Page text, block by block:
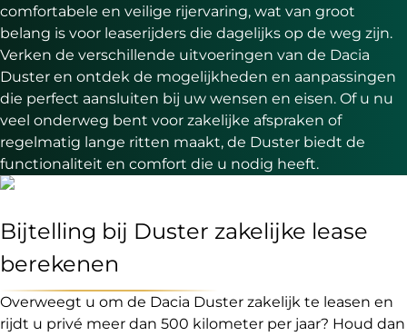
comfortabele en veilige rijervaring, wat van groot
belang is voor leaserijders die dagelijks op de weg zijn.
Verken de verschillende uitvoeringen van de Dacia
Duster en ontdek de mogelijkheden en aanpassingen
die perfect aansluiten bij uw wensen en eisen. Of u nu
veel onderweg bent voor zakelijke afspraken of
regelmatig lange ritten maakt, de Duster biedt de
functionaliteit en comfort die u nodig heeft.
Bijtelling bij Duster zakelijke lease
berekenen
Overweegt u om de Dacia Duster zakelijk te leasen en
rijdt u privé meer dan 500 kilometer per jaar? Houd dan